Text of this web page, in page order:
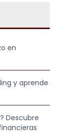
en
y aprende
Descubre